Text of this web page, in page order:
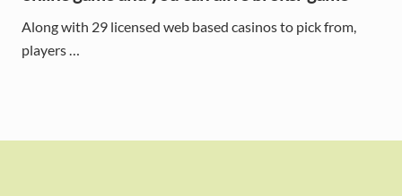
Along with 29 licensed web based casinos to pick from,
players …